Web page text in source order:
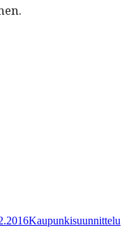
Kaupunkisuunnittelu